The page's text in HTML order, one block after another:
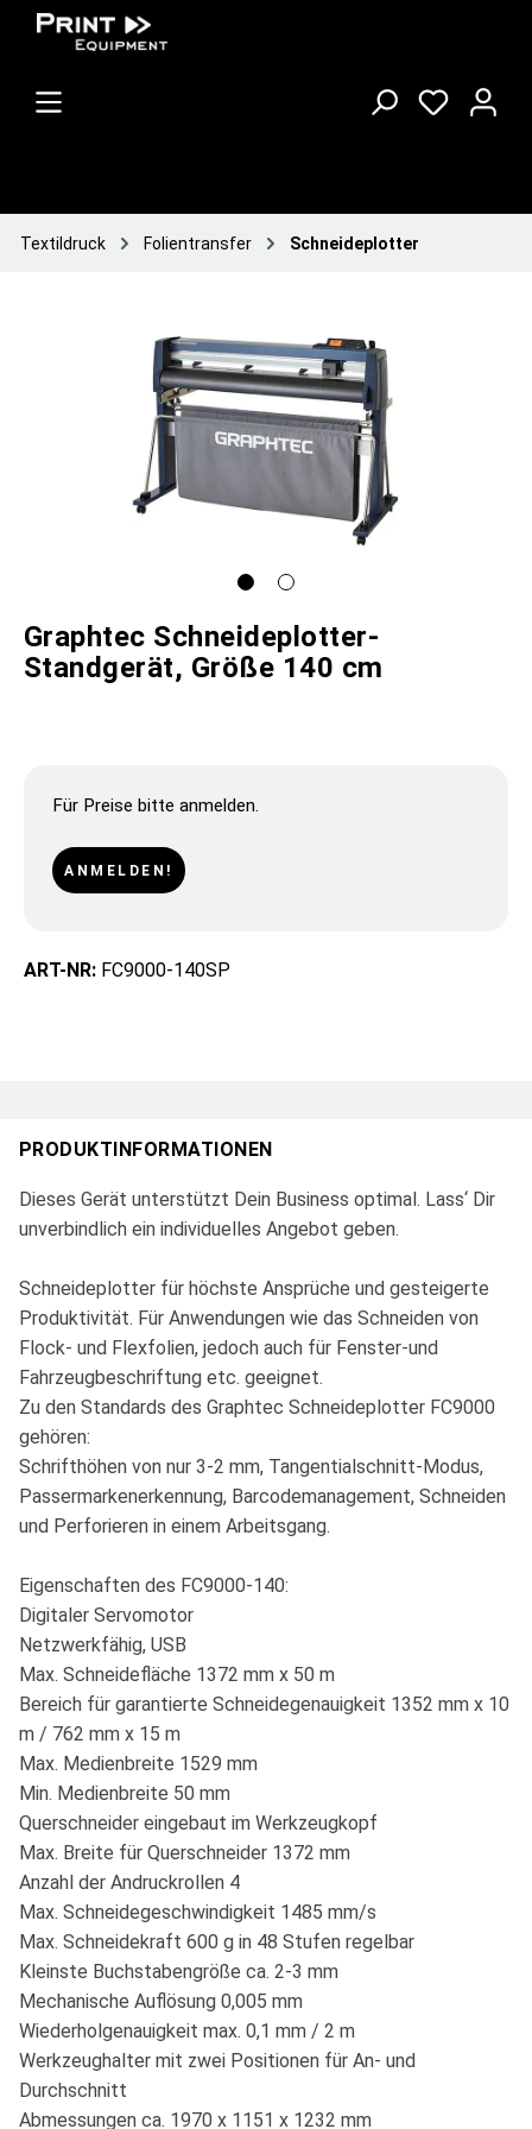
Textildruck Folientransfer Schneideplotter
Graphtec Schneideplotter-
Standgerät, Größe 140 cm
Für Preise bitte anmelden.
ANMELDEN!
ART-NR: FC9000-140SP
PRODUKTINFORMATIONEN
Dieses Gerät unterstützt Dein Business optimal. Lass‘ Dir
unverbindlich ein individuelles Angebot geben.
Schneideplotter für höchste Ansprüche und gesteigerte
Produktivität. Für Anwendungen wie das Schneiden von
Flock- und Flexfolien, jedoch auch für Fenster-und
Fahrzeugbeschriftung etc. geeignet.
Zu den Standards des Graphtec Schneideplotter FC9000
gehören:
Schrifthöhen von nur 3-2 mm, Tangentialschnitt-Modus,
Passermarkenerkennung, Barcodemanagement, Schneiden
und Perforieren in einem Arbeitsgang.
Eigenschaften des FC9000-140:
Digitaler Servomotor
Netzwerkfähig, USB
Max. Schneidefläche 1372 mm x 50 m
Bereich für garantierte Schneidegenauigkeit 1352 mm x 10
m / 762 mm x 15 m
Max. Medienbreite 1529 mm
Min. Medienbreite 50 mm
Querschneider eingebaut im Werkzeugkopf
Max. Breite für Querschneider 1372 mm
Anzahl der Andruckrollen 4
Max. Schneidegeschwindigkeit 1485 mm/s
Max. Schneidekraft 600 g in 48 Stufen regelbar
Kleinste Buchstabengröße ca. 2-3 mm
Mechanische Auflösung 0,005 mm
Wiederholgenauigkeit max. 0,1 mm / 2 m
Werkzeughalter mit zwei Positionen für An- und
Durchschnitt
Abmessungen ca. 1970 x 1151 x 1232 mm